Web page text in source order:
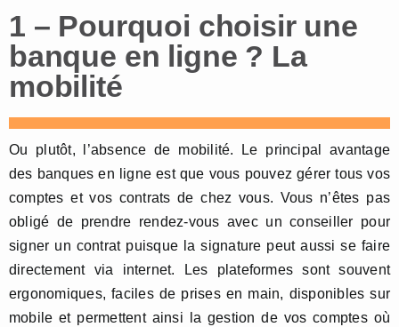
1 – Pourquoi choisir une
banque en ligne ? La
mobilité
Ou plutôt, l’absence de mobilité. Le principal avantage
des banques en ligne est que vous pouvez gérer tous vos
comptes et vos contrats de chez vous. Vous n’êtes pas
obligé de prendre rendez-vous avec un conseiller pour
signer un contrat puisque la signature peut aussi se faire
directement via internet. Les plateformes sont souvent
ergonomiques, faciles de prises en main, disponibles sur
mobile et permettent ainsi la gestion de vos comptes où